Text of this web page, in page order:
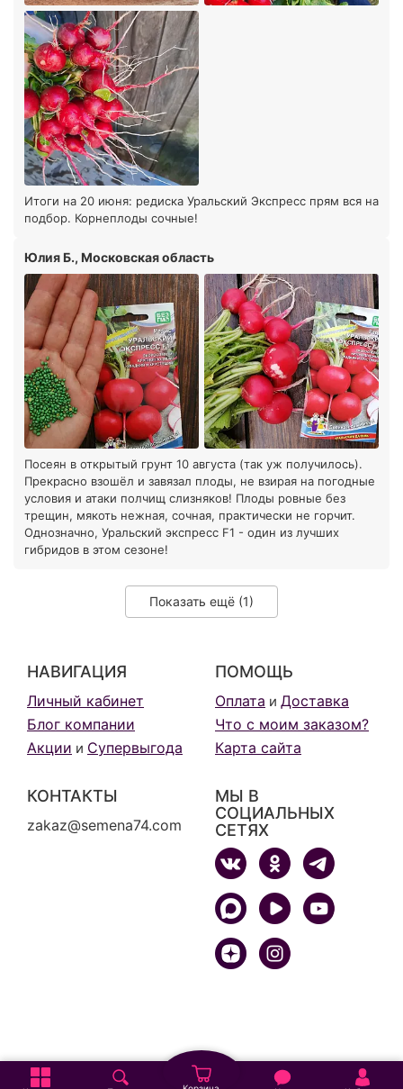
Итоги на 20 июня: редиска Уральский Экспресс прям вся на
подбор. Корнеплоды сочные!
Юлия Б., Московская область
Посеян в открытый грунт 10 августа (так уж получилось).
Прекрасно взошёл и завязал плоды, не взирая на погодные
условия и атаки полчищ слизняков! Плоды ровные без
трещин, мякоть нежная, сочная, практически не горчит.
Однозначно, Уральский экспресс F1 - один из лучших
гибридов в этом сезоне!
Показать ещё (1)
НАВИГАЦИЯ
Личный кабинет
Блог компании
Акции и Супервыгода
ПОМОЩЬ
Оплата и Доставка
Что с моим заказом?
Карта сайта
КОНТАКТЫ
zakaz@semena74.com
МЫ В
СОЦИАЛЬНЫХ
СЕТЯХ